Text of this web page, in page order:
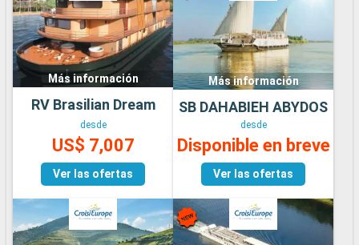
Más información
RV Brasilian Dream
desde
US$ 7,007
Ver las ofertas
Más información
SB DAHABIEH ABYDOS
desde
Disponible en breve
Ver las ofertas